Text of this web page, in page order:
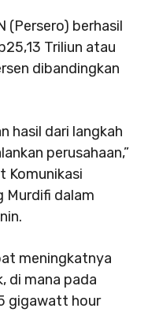
(Persero) berhasil
Triliun atau
dibandingkan
hasil dari langkah
perusahaan,”
Komunikasi
Murdifi dalam
meningkatnya
di mana pada
gigawatt hour